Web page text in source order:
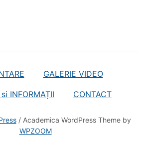
GALERIE VIDEO
INFORMAȚII CONTACT
/ Academica WordPress Theme by
WPZOOM